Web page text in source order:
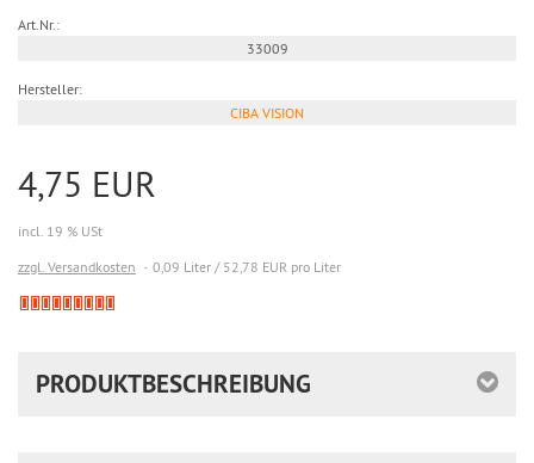
Art.Nr.:
33009
Hersteller:
CIBA VISION
4,75 EUR
incl. 19 % USt
zzgl. Versandkosten
0,09 Liter / 52,78 EUR pro Liter
PRODUKTBESCHREIBUNG